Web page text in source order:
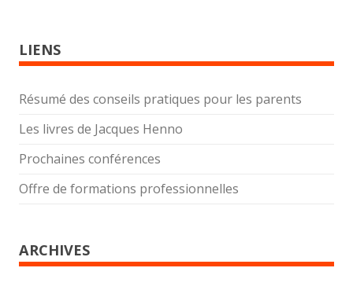
LIENS
Résumé des conseils pratiques pour les parents
Les livres de Jacques Henno
Prochaines conférences
Offre de formations professionnelles
ARCHIVES